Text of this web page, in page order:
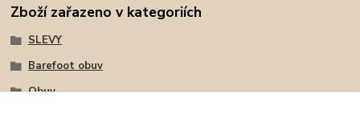
Zboží zařazeno v kategoriích
SLEVY
Barefoot obuv
Obuv